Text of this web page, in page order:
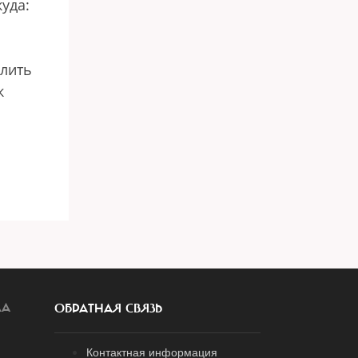
ОБРАТНАЯ СВЯЗЬ
Контактная информация